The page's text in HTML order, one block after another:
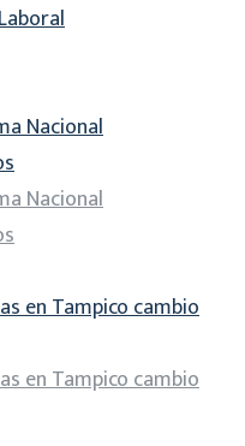
Nacional
Nacional
en Tampico cambio
en Tampico cambio